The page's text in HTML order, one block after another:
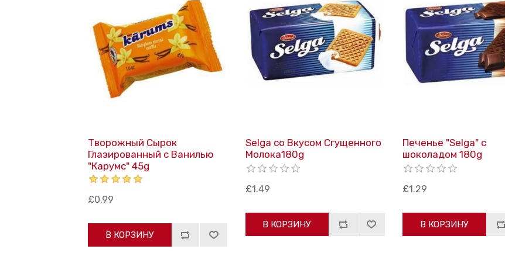
Творожный Сырок
Глазированный с Ванилью
"Карумс" 45g
£0.99
В КОРЗИНУ
Selga со Bкусом Cгущенного
Mолока180g
£1.49
В КОРЗИНУ
Печенье "Selga" с
шоколадом 180g
£1.29
В КОРЗИНУ